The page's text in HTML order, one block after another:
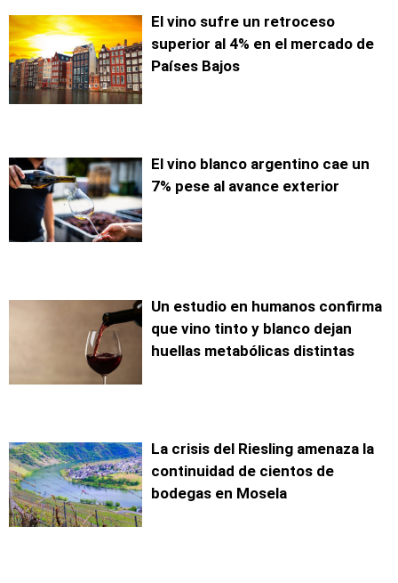
El vino sufre un retroceso
superior al 4% en el mercado de
Países Bajos
El vino blanco argentino cae un
7% pese al avance exterior
Un estudio en humanos confirma
que vino tinto y blanco dejan
huellas metabólicas distintas
La crisis del Riesling amenaza la
continuidad de cientos de
bodegas en Mosela